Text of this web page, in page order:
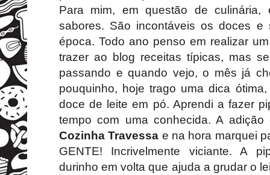
Para mim, em questão de
sabores. São incontáveis os doces e
época. Todo ano penso em realizar
trazer ao blog receitas típicas, mas
passando e quando vejo, o mês já
pouquinho, hoje trago uma dica
doce de leite em pó. Aprendi a fazer
tempo com uma conhecida. A
Cozinha Travessa e na hora marquei
GENTE! Incrivelmente viciante. A
durinho em volta que ajuda a grudar o